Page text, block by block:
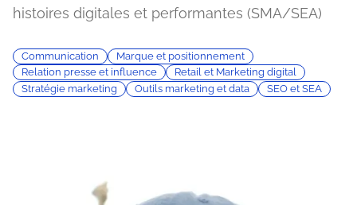
histoires digitales et performantes (SMA/SEA)
Communication
Marque et positionnement
Relation presse et influence
Retail et Marketing digital
Stratégie marketing
Outils marketing et data SEO et SEA